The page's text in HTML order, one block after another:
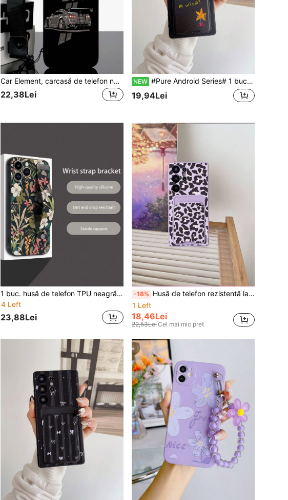
Car Element, carcasă de telefon neagră rezistentă la șocuri TPU cu model sportiv de curse și curea neagră cu încuietoare tip grenadă, compatibilă cu telefoanele Apple/Android, cadou de ziua de naștere, petrecere, sărbătoare
22,38Lei
NEW #Pure Android Series# 1 buc. husă de telefon 2 în 1 cu slot pentru card, din TPU negru, cu model desenat manual cu stele și urări, stil cartoon, la modă, personalizată și versatilă, protecție completă a corpului, anti-praf, impermeabilă, soft shell, potrivită pentru Galaxy/Galaxy S26 S25 S24 S23 S22 S21 S20 Plus Ultra FE/Galaxy A56 A55 A54 4G 5G
19,94Lei
1 buc. husă de telefon TPU neagră cu model floral, rezistentă la șocuri, la modă, versatilă și creativă, cu acoperire completă, compatibilă cu telefoanele Apple/Android
4 Left
23,88Lei
-18% Husă de telefon rezistentă la șocuri cu model leopard mov, 1 buc, și suport adeziv pentru card, 1 buc, 2-în-1, Cheetah, Leopard Print
1 Left
18,46Lei
22,53LeiCel mai mic pret